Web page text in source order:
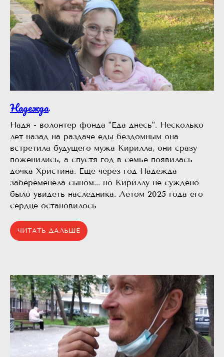
Надежда
Надя - волонтер фонда "Еда днесь". Несколько
лет назад на раздаче еды бездомным она
встретила будущего мужа Кирилла, они сразу
поженились, а спустя год в семье появилась
дочка Христина. Еще через год Надежда
забеременела сыном... но Кириллу не суждено
было увидеть наследника. Летом 2025 года его
сердце остановилось
ЧИТАТЬ ДАЛЬШЕ